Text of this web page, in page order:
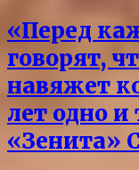
«Перед
говорят,
навяжет
лет одно
«Зенита»